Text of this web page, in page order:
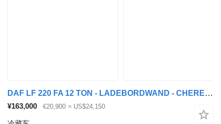
DAF LF 220 FA 12 TON - LADEBORDWAND - CHEREAU - CARRIER - BELGIUM TO
¥163,000 €20,900 ≈ US$24,150